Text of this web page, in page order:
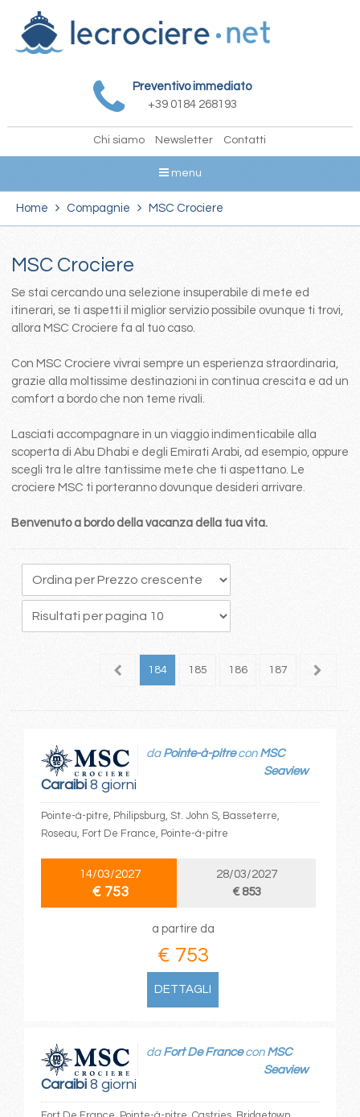
Preventivo immediato
+39 0184 268193
Chi siamo Newsletter Contatti
menu
Home Compagnie MSC Crociere
MSC Crociere
Se stai cercando una selezione insuperabile di mete ed
itinerari, se ti aspetti il miglior servizio possibile ovunque ti trovi,
allora MSC Crociere fa al tuo caso.
Con MSC Crociere vivrai sempre un esperienza straordinaria,
grazie alla moltissime destinazioni in continua crescita e ad un
comfort a bordo che non teme rivali.
Lasciati accompagnare in un viaggio indimenticabile alla
scoperta di Abu Dhabi e degli Emirati Arabi, ad esempio, oppure
scegli tra le altre tantissime mete che ti aspettano. Le
crociere MSC ti porteranno dovunque desideri arrivare.
Benvenuto a bordo della vacanza della tua vita.
183 184 185 186 187 188
Caraibi8 giorni
da Pointe-à-pitrecon MSC
Seaview
Pointe-à-pitre, Philipsburg, St. John S, Basseterre,
Roseau, Fort De France, Pointe-à-pitre
14/03/2027
€ 753
28/03/2027
€ 853
a partire da
€ 753
DETTAGLI
Caraibi8 giorni
da Fort De Francecon MSC
Seaview